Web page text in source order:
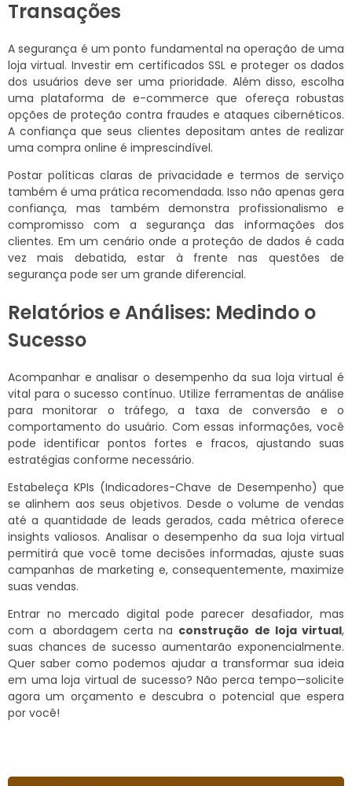
Transações
A segurança é um ponto fundamental na operação de uma
loja virtual. Investir em certificados SSL e proteger os dados
dos usuários deve ser uma prioridade. Além disso, escolha
uma plataforma de e-commerce que ofereça robustas
opções de proteção contra fraudes e ataques cibernéticos.
A confiança que seus clientes depositam antes de realizar
uma compra online é imprescindível.
Postar políticas claras de privacidade e termos de serviço
também é uma prática recomendada. Isso não apenas gera
confiança, mas também demonstra profissionalismo e
compromisso com a segurança das informações dos
clientes. Em um cenário onde a proteção de dados é cada
vez mais debatida, estar à frente nas questões de
segurança pode ser um grande diferencial.
Relatórios e Análises: Medindo o
Sucesso
Acompanhar e analisar o desempenho da sua loja virtual é
vital para o sucesso contínuo. Utilize ferramentas de análise
para monitorar o tráfego, a taxa de conversão e o
comportamento do usuário. Com essas informações, você
pode identificar pontos fortes e fracos, ajustando suas
estratégias conforme necessário.
Estabeleça KPIs (Indicadores-Chave de Desempenho) que
se alinhem aos seus objetivos. Desde o volume de vendas
até a quantidade de leads gerados, cada métrica oferece
insights valiosos. Analisar o desempenho da sua loja virtual
permitirá que você tome decisões informadas, ajuste suas
campanhas de marketing e, consequentemente, maximize
suas vendas.
Entrar no mercado digital pode parecer desafiador, mas
com a abordagem certa na construção de loja virtual,
suas chances de sucesso aumentarão exponencialmente.
Quer saber como podemos ajudar a transformar sua ideia
em uma loja virtual de sucesso? Não perca tempo—solicite
agora um orçamento e descubra o potencial que espera
por você!